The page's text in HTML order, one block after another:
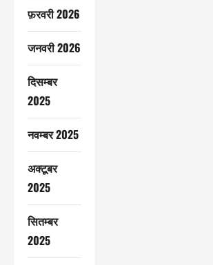
फ़रवरी 2026
जनवरी 2026
दिसम्बर
2025
नवम्बर 2025
अक्टूबर
2025
सितम्बर
2025